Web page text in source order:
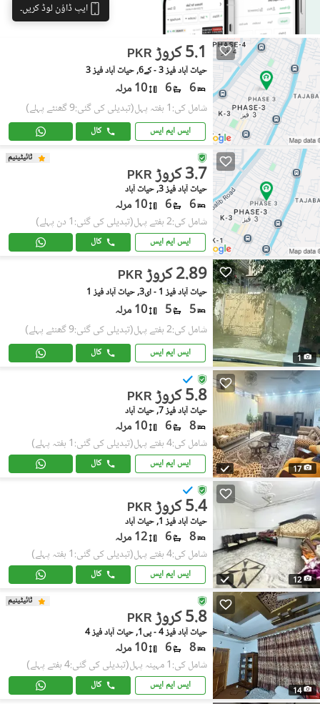
ایپ ڈاؤن لوڈ کریں۔
PKR 5.1 کروڑ
حیات آباد فیز 3 - کے6, حیات آباد فیز 3
6
6 10 مرلہ
شامل کی:1 ہفتہ پہل (تبدیلی کی گئی:9 گھنٹے پہلے)
ایس ایم ایس کال
ٹائیٹینیم
PKR 3.7 کروڑ
حیات آباد فیز 3, حیات آباد
6
6 10 مرلہ
شامل کی:2 ہفتے پہل (تبدیلی کی گئی:1 دن پہلے)
ایس ایم ایس کال
1
PKR 2.89 کروڑ
حیات آباد فیز 1 - ای3, حیات آباد فیز 1
5
5 10 مرلہ
شامل کی:2 ہفتے پہل (تبدیلی کی گئی:9 گھنٹے پہلے)
ایس ایم ایس کال
17
PKR 5.8 کروڑ
حیات آباد فیز 7, حیات آباد
8
6 10 مرلہ
شامل کی:4 ہفتے پہل (تبدیلی کی گئی:1 ہفتہ پہلے)
ایس ایم ایس کال
12
PKR 5.4 کروڑ
حیات آباد فیز 1, حیات آباد
8
6 12 مرلہ
شامل کی:4 ہفتے پہل (تبدیلی کی گئی:1 ہفتہ پہلے)
ایس ایم ایس کال
14
ٹائیٹینیم
PKR 5.8 کروڑ
حیات آباد فیز 4 - پی1, حیات آباد فیز 4
8
6 10 مرلہ
شامل کی:1 مہینہ پہل (تبدیلی کی گئی:4 ہفتے پہلے)
ایس ایم ایس کال